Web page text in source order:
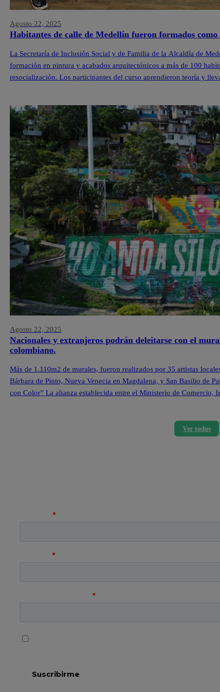
Agosto 22, 2025
Habitantes de calle de Medellín fueron formados
La Secretaría de Inclusión Social y de Familia de la Alcaldía de
formación en pintura y acabados arquitectónicos a más de 100
resocialización. Los participantes del curso aprendieron teoría y
Agosto 22, 2025
Nacionales y extranjeros podrán deleitarse con el
colombiano.
Más de 1.110m2 de murales, fueron realizados por 35 artistas
Bárbara de Pinto, Nueva Venecia en Magdalena, y San Basilio de
con Color” La alianza establecida entre el Ministerio de
Ver todos